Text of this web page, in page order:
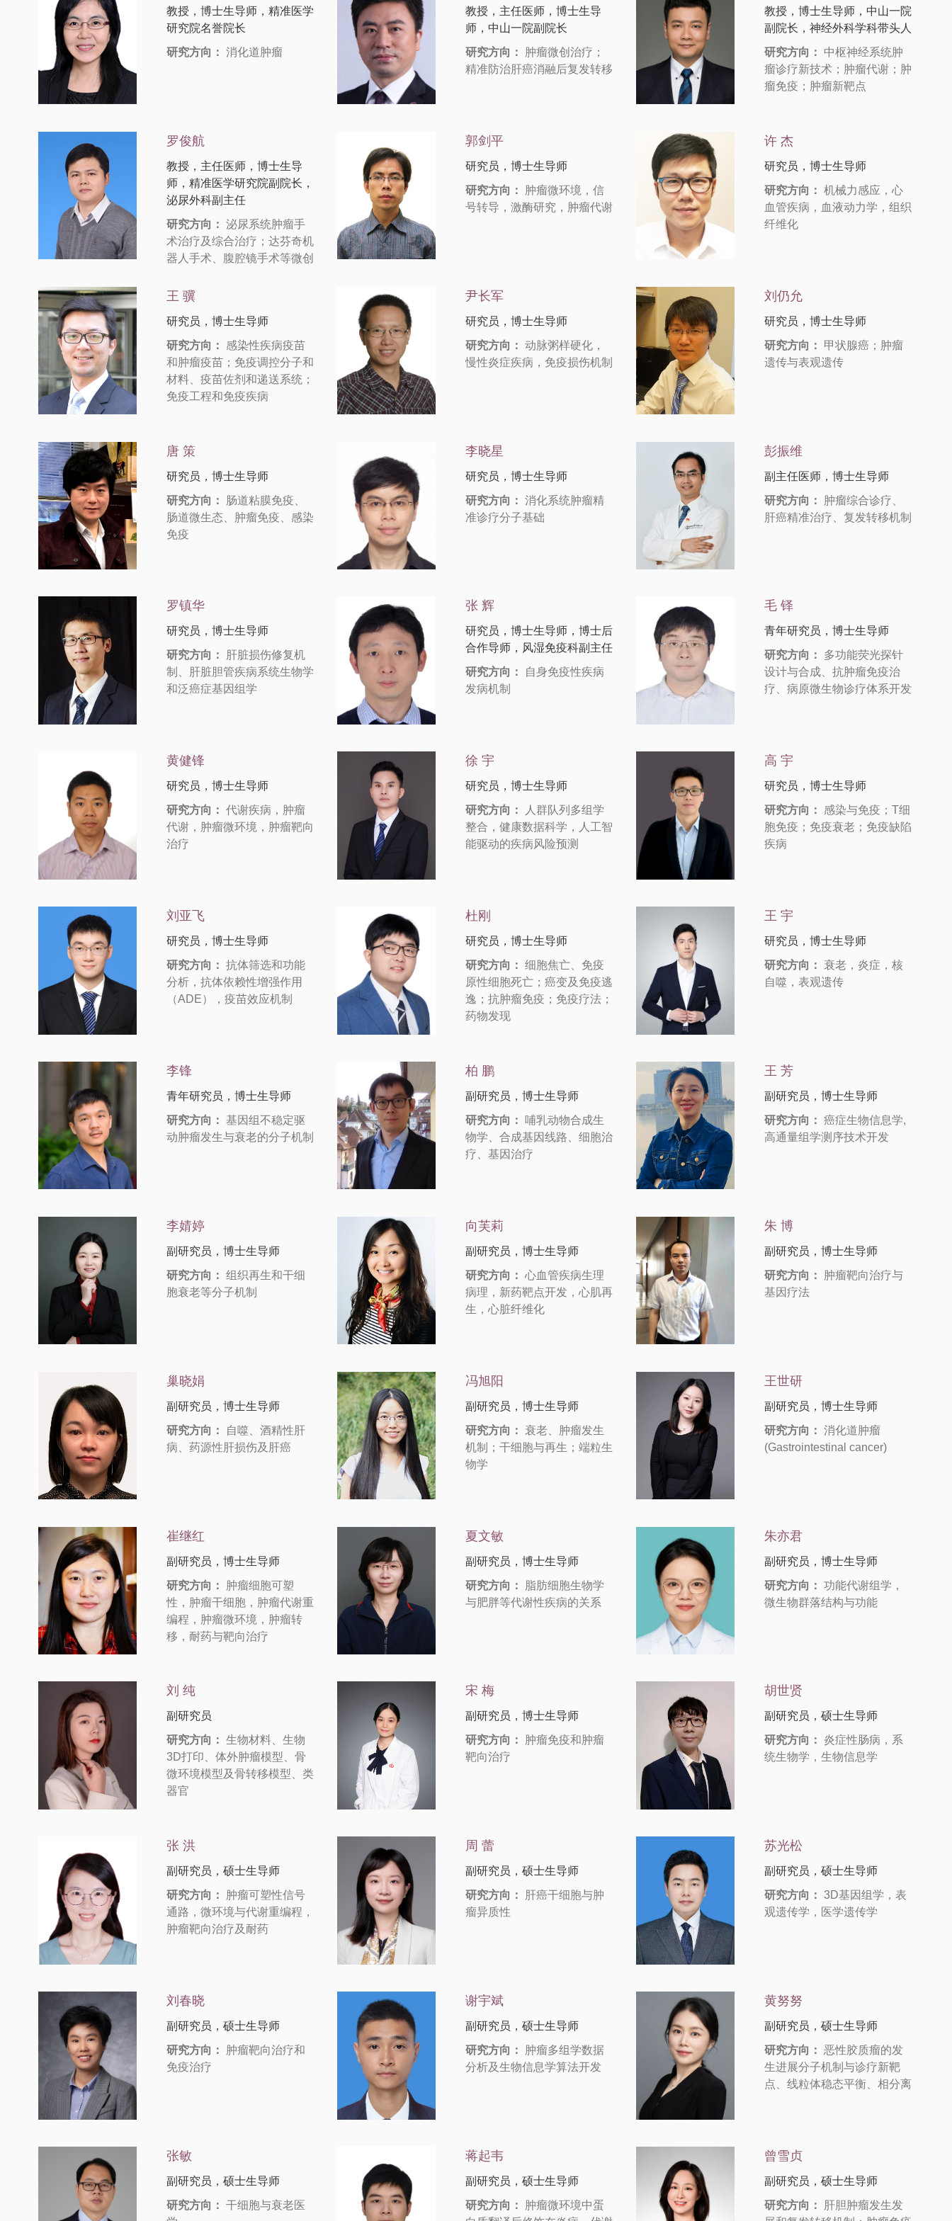
教授，博士生导师，精准医学
研究院名誉院长
研究方向： 消化道肿瘤
教授，主任医师，博士生导
师，中山一院副院长
研究方向：
肿瘤微创治疗；
精准防治肝癌消融后复发转移
教授，博士生导师，中山一院
副院长，神经外科学科带头人
研究方向：
中枢神经系统肿
瘤诊疗新技术；肿瘤代谢；肿
瘤免疫；肿瘤新靶点
罗俊航
教授，主任医师，博士生导
师，精准医学研究院副院长，
泌尿外科副主任
研究方向： 泌尿系统肿瘤手
术治疗及综合治疗；达芬奇机
器人手术、腹腔镜手术等微创
分子预测与精准治疗的转化研
郭剑平
研究员，博士生导师
研究方向：
肿瘤微环境，信
号转导，激酶研究，肿瘤代谢
许 杰
研究员，博士生导师
研究方向： 机械力感应，心
血管疾病，血液动力学，组织
纤维化
王 骥
研究员，博士生导师
研究方向：
感染性疾病疫苗
和肿瘤疫苗；免疫调控分子和
材料、疫苗佐剂和递送系统；
免疫工程和免疫疾病
尹长军
研究员，博士生导师
研究方向： 动脉粥样硬化，
慢性炎症疾病，免疫损伤机制
刘仍允
研究员，博士生导师
研究方向：
甲状腺癌；肿瘤
遗传与表观遗传
唐 策
研究员，博士生导师
研究方向：
肠道粘膜免疫、
肠道微生态、肿瘤免疫、感染
免疫
李晓星
研究员，博士生导师
研究方向： 消化系统肿瘤精
准诊疗分子基础
彭振维
副主任医师，博士生导师
研究方向：
肿瘤综合诊疗、
肝癌精准治疗、复发转移机制
罗镇华
研究员，博士生导师
研究方向：
肝脏损伤修复机
制、肝脏胆管疾病系统生物学
和泛癌症基因组学
张 辉
研究员，博士生导师，博士后
合作导师，风湿免疫科副主任
研究方向：
自身免疫性疾病
发病机制
毛 铎
青年研究员，博士生导师
研究方向：
多功能荧光探针
设计与合成、抗肿瘤免疫治
疗、病原微生物诊疗体系开发
黄健锋
研究员，博士生导师
研究方向： 代谢疾病，肿瘤
代谢，肿瘤微环境，肿瘤靶向
治疗
徐 宇
研究员，博士生导师
研究方向：
人群队列多组学
整合，健康数据科学，人工智
能驱动的疾病风险预测
高 宇
研究员，博士生导师
研究方向：
感染与免疫；T细
胞免疫；免疫衰老；免疫缺陷
疾病
刘亚飞
研究员，博士生导师
研究方向： 抗体筛选和功能
分析，抗体依赖性增强作用
（ADE），疫苗效应机制
杜刚
研究员，博士生导师
研究方向： 细胞焦亡、免疫
原性细胞死亡；癌变及免疫逃
逸；抗肿瘤免疫；免疫疗法；
药物发现
王 宇
研究员，博士生导师
研究方向：
衰老，炎症，核
自噬，表观遗传
李锋
青年研究员，博士生导师
研究方向： 基因组不稳定驱
动肿瘤发生与衰老的分子机制
柏 鹏
副研究员，博士生导师
研究方向：
哺乳动物合成生
物学、合成基因线路、细胞治
疗、基因治疗
王 芳
副研究员，博士生导师
研究方向： 癌症生物信息学,
高通量组学测序技术开发
李婧婷
副研究员，博士生导师
研究方向： 组织再生和干细
胞衰老等分子机制
向芙莉
副研究员，博士生导师
研究方向： 心血管疾病生理
病理，新药靶点开发，心肌再
生，心脏纤维化
朱 博
副研究员，博士生导师
研究方向：
肿瘤靶向治疗与
基因疗法
巢晓娟
副研究员，博士生导师
研究方向：
自噬、酒精性肝
病、药源性肝损伤及肝癌
冯旭阳
副研究员，博士生导师
研究方向：
衰老、肿瘤发生
机制；干细胞与再生；端粒生
物学
王世研
副研究员，博士生导师
研究方向： 消化道肿瘤
(Gastrointestinal cancer)
崔继红
副研究员，博士生导师
研究方向：
肿瘤细胞可塑
性，肿瘤干细胞，肿瘤代谢重
编程，肿瘤微环境，肿瘤转
移，耐药与靶向治疗
夏文敏
副研究员，博士生导师
研究方向：
脂肪细胞生物学
与肥胖等代谢性疾病的关系
朱亦君
副研究员，博士生导师
研究方向： 功能代谢组学，
微生物群落结构与功能
刘 纯
副研究员
研究方向： 生物材料、生物
3D打印、体外肿瘤模型、骨
微环境模型及骨转移模型、类
器官
宋 梅
副研究员，博士生导师
研究方向：
肿瘤免疫和肿瘤
靶向治疗
胡世贤
副研究员，硕士生导师
研究方向：
炎症性肠病，系
统生物学，生物信息学
张 洪
副研究员，硕士生导师
研究方向：
肿瘤可塑性信号
通路，微环境与代谢重编程，
肿瘤靶向治疗及耐药
周 蕾
副研究员，硕士生导师
研究方向：
肝癌干细胞与肿
瘤异质性
苏光松
副研究员，硕士生导师
研究方向： 3D基因组学，表
观遗传学，医学遗传学
刘春晓
副研究员，硕士生导师
研究方向：
肿瘤靶向治疗和
免疫治疗
谢宇斌
副研究员，硕士生导师
研究方向：
肿瘤多组学数据
分析及生物信息学算法开发
黄努努
副研究员，硕士生导师
研究方向： 恶性胶质瘤的发
生进展分子机制与诊疗新靶
点、线粒体稳态平衡、相分离
张敏
副研究员，硕士生导师
研究方向： 干细胞与衰老医
蒋起韦
副研究员，硕士生导师
研究方向：
肿瘤微环境中蛋
曾雪贞
副研究员，硕士生导师
研究方向：
肝胆肿瘤发生发